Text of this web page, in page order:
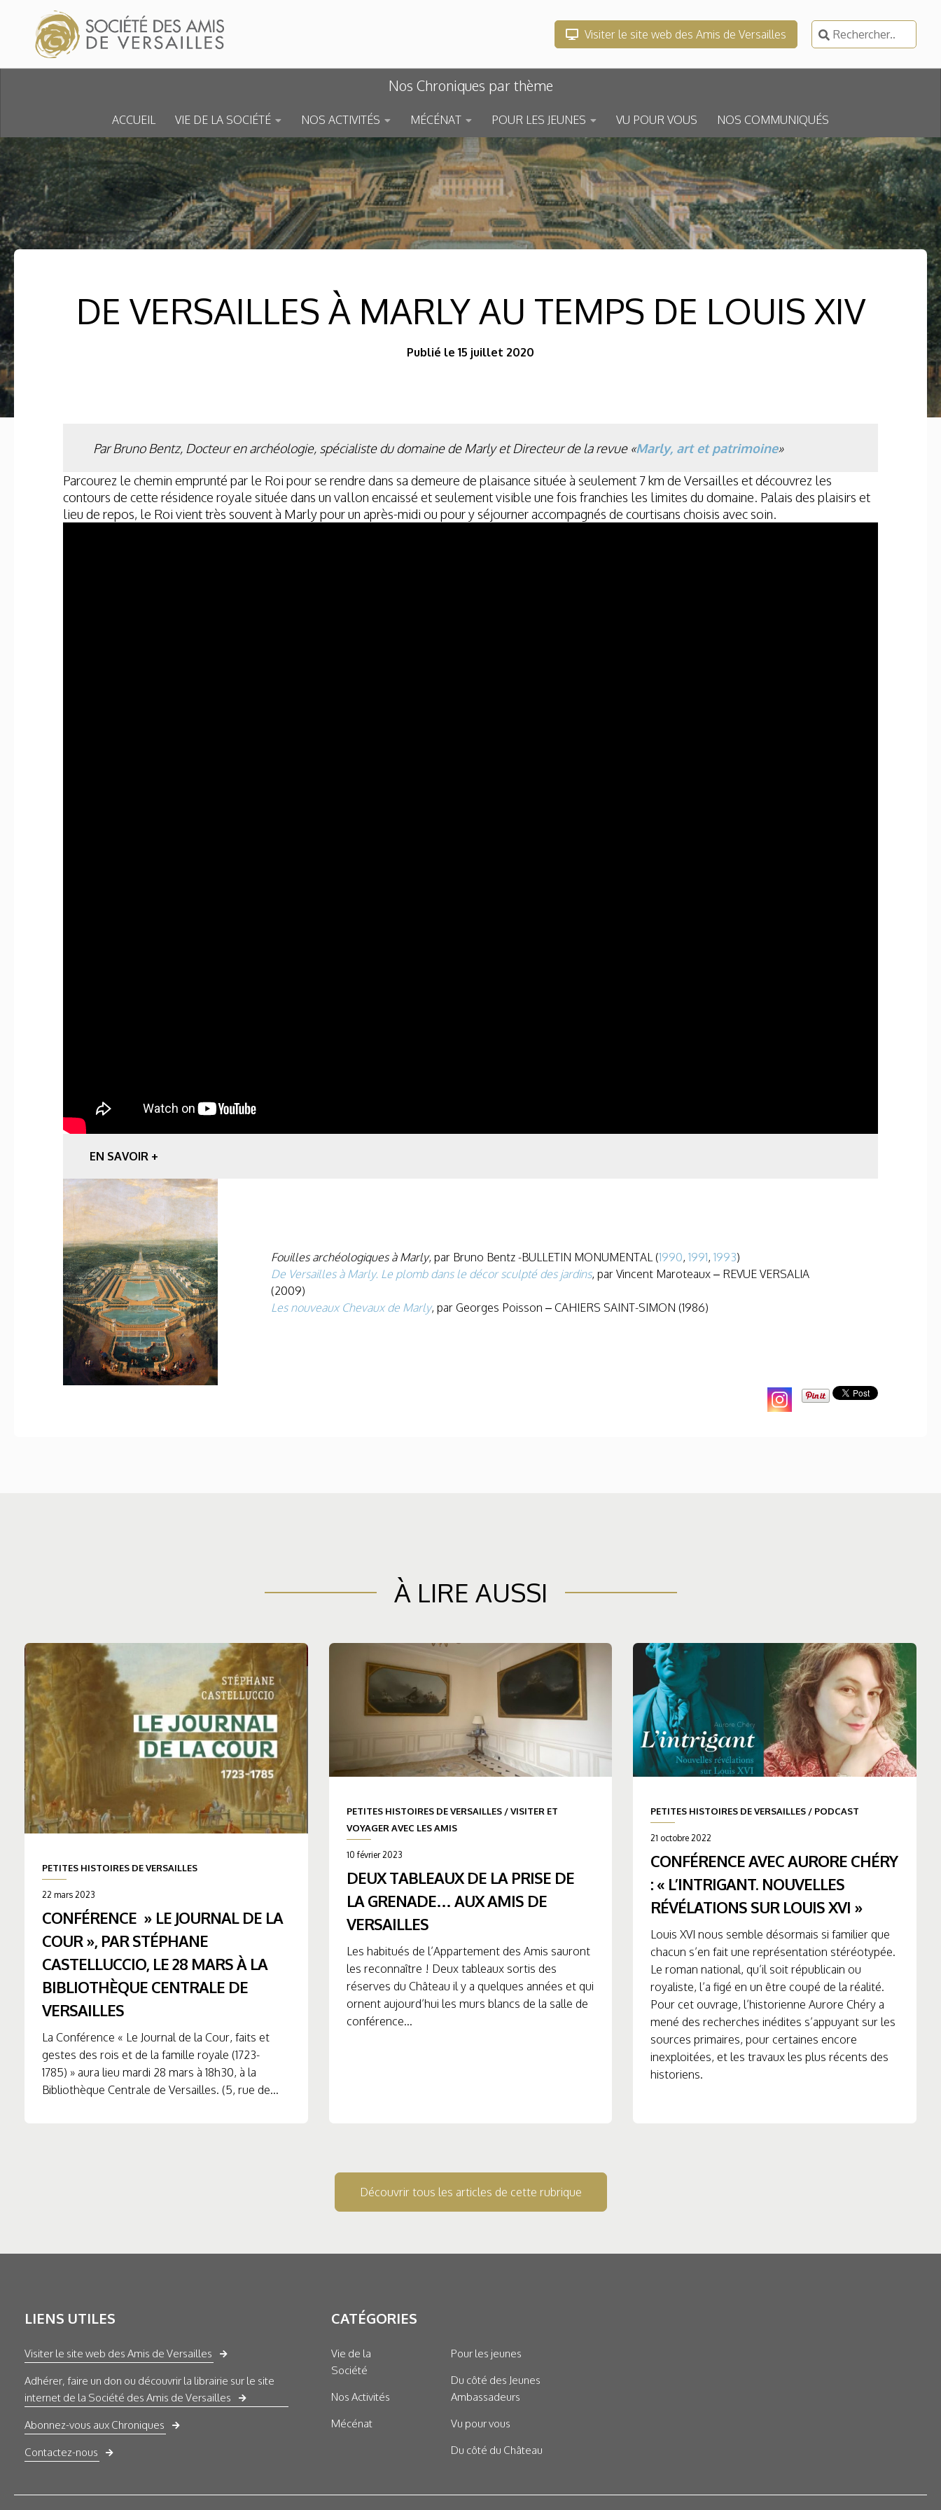
Skip to content
Visiter le site web des Amis de Versailles
Rechercher :
Nos Chroniques par thème
ACCUEIL VIE DE LA SOCIÉTÉ NOS ACTIVITÉS MÉCÉNAT POUR LES JEUNES VU POUR VOUS NOS COMMUNIQUÉS
DE VERSAILLES À MARLY AU TEMPS DE LOUIS XIV
Publié le 15 juillet 2020
Par Bruno Bentz, Docteur en archéologie, spécialiste du domaine de Marly et Directeur de la revue «Marly, art et patrimoine»
Parcourez le chemin emprunté par le Roi pour se rendre dans sa demeure de plaisance située à seulement 7 km de Versailles et découvrez les
contours de cette résidence royale située dans un vallon encaissé et seulement visible une fois franchies les limites du domaine. Palais des plaisirs et
lieu de repos, le Roi vient très souvent à Marly pour un après-midi ou pour y séjourner accompagnés de courtisans choisis avec soin.
EN SAVOIR +
Fouilles archéologiques à Marly, par Bruno Bentz -BULLETIN MONUMENTAL (1990, 1991, 1993)
De Versailles à Marly. Le plomb dans le décor sculpté des jardins, par Vincent Maroteaux – REVUE VERSALIA
(2009)
Les nouveaux Chevaux de Marly, par Georges Poisson – CAHIERS SAINT-SIMON (1986)
À LIRE AUSSI
PETITES HISTOIRES DE VERSAILLES
22 mars 2023
CONFÉRENCE » LE JOURNAL DE LA
COUR », PAR STÉPHANE
CASTELLUCCIO, LE 28 MARS À LA
BIBLIOTHÈQUE CENTRALE DE
VERSAILLES
La Conférence « Le Journal de la Cour, faits et
gestes des rois et de la famille royale (1723-
1785) » aura lieu mardi 28 mars à 18h30, à la
Bibliothèque Centrale de Versailles. (5, rue de...
PETITES HISTOIRES DE VERSAILLES/VISITER ET
VOYAGER AVEC LES AMIS
10 février 2023
DEUX TABLEAUX DE LA PRISE DE
LA GRENADE… AUX AMIS DE
VERSAILLES
Les habitués de l’Appartement des Amis sauront
les reconnaître ! Deux tableaux sortis des
réserves du Château il y a quelques années et qui
ornent aujourd’hui les murs blancs de la salle de
conférence...
PETITES HISTOIRES DE VERSAILLES / PODCAST
21 octobre 2022
CONFÉRENCE AVEC AURORE CHÉRY
: « L’INTRIGANT. NOUVELLES
RÉVÉLATIONS SUR LOUIS XVI »
Louis XVI nous semble désormais si familier que
chacun s’en fait une représentation stéréotypée.
Le roman national, qu’il soit républicain ou
royaliste, l’a figé en un être coupé de la réalité.
Pour cet ouvrage, l’historienne Aurore Chéry a
mené des recherches inédites s’appuyant sur les
sources primaires, pour certaines encore
inexploitées, et les travaux les plus récents des
historiens.
Découvrir tous les articles de cette rubrique
LIENS UTILES
Visiter le site web des Amis de Versailles
Adhérer, faire un don ou découvrir la librairie sur le site
internet de la Société des Amis de Versailles
Abonnez-vous aux Chroniques
Contactez-nous
CATÉGORIES
Vie de la
Société
Nos Activités
Mécénat
Pour les jeunes
Du côté des Jeunes
Ambassadeurs
Vu pour vous
Du côté du Château